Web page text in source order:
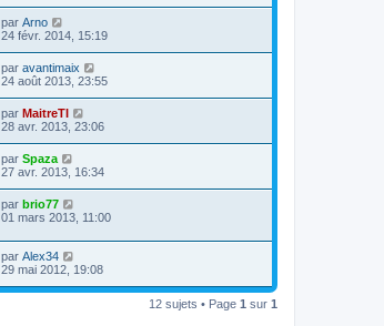
par Arno
24 févr. 2014, 15:19
par avantimaix
24 août 2013, 23:55
par MaitreTI
28 avr. 2013, 23:06
par Spaza
27 avr. 2013, 16:34
par brio77
01 mars 2013, 11:00
par Alex34
29 mai 2012, 19:08
12 sujets • Page 1 sur 1